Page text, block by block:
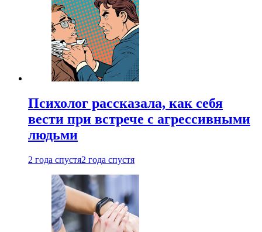
Психолог рассказала, как себя
вести при встрече с агрессивными
людьми
2 года спустя2 года спустя